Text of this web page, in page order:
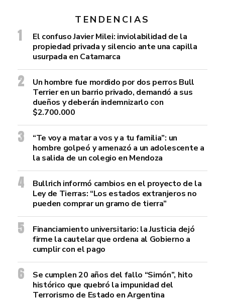
TENDENCIAS
El confuso Javier Milei: inviolabilidad de la
propiedad privada y silencio ante una capilla
usurpada en Catamarca
Un hombre fue mordido por dos perros Bull
Terrier en un barrio privado, demandó a sus
dueños y deberán indemnizarlo con
$2.700.000
“Te voy a matar a vos y a tu familia”: un
hombre golpeó y amenazó a un adolescente a
la salida de un colegio en Mendoza
Bullrich informó cambios en el proyecto de la
Ley de Tierras: “Los estados extranjeros no
pueden comprar un gramo de tierra”
Financiamiento universitario: la Justicia dejó
firme la cautelar que ordena al Gobierno a
cumplir con el pago
Se cumplen 20 años del fallo “Simón”, hito
histórico que quebró la impunidad del
Terrorismo de Estado en Argentina